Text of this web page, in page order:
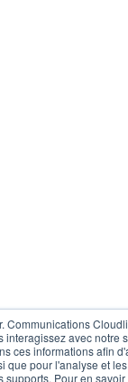
Communications
avec notre
ces informations afin
pour l'analyse et
Pour en